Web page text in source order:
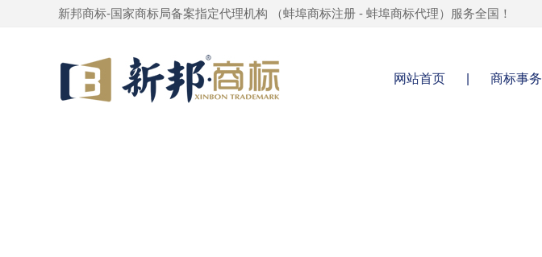
新邦商标-国家商标局备案指定代理机构 （蚌埠商标注册 - 蚌埠商标代理）服务全国！
网站首页 商标事务